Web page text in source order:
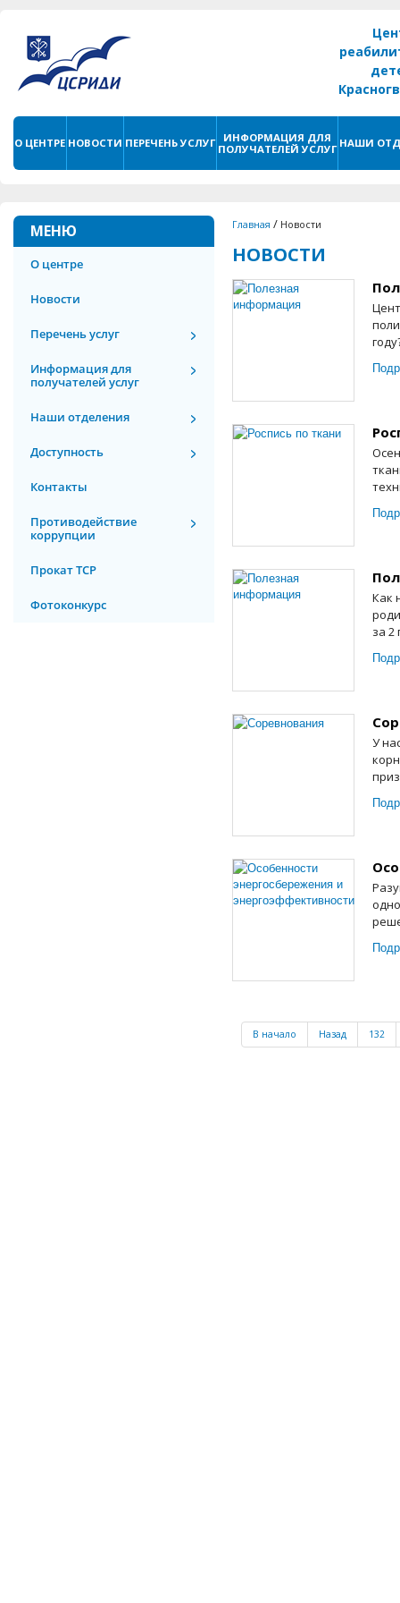
О ЦЕНТРЕ НОВОСТИ ПЕРЕЧЕНЬ УСЛУГ
ИНФОРМАЦИЯ ДЛЯ
ПОЛУЧАТЕЛЕЙ УСЛУГ НАШИ
МЕНЮ
О центре
Новости
Перечень услуг
Информация для
получателей услуг
Наши отделения
Доступность
Контакты
Противодействие
коррупции
Прокат ТСР
Фотоконкурс
Главная / Новости
НОВОСТИ
Как
за 2
У
В начало Назад 132